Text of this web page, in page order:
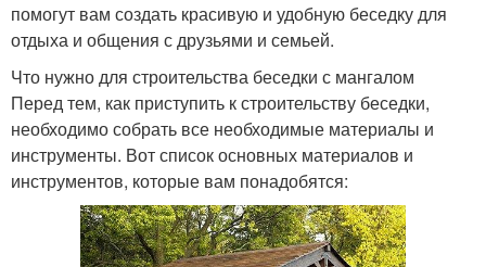
помогут вам создать красивую и удобную беседку для
отдыха и общения с друзьями и семьей.
Что нужно для строительства беседки с мангалом
Перед тем, как приступить к строительству беседки,
необходимо собрать все необходимые материалы и
инструменты. Вот список основных материалов и
инструментов, которые вам понадобятся: